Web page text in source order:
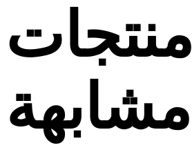
منتجات
مشابهة